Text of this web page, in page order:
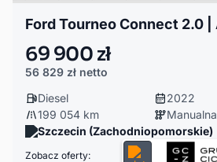
69 900 zł
56 829 zł netto
Diesel
2022
199 054 km
Manualna
Szczecin (Zachodniopomorskie)
Zobacz oferty: